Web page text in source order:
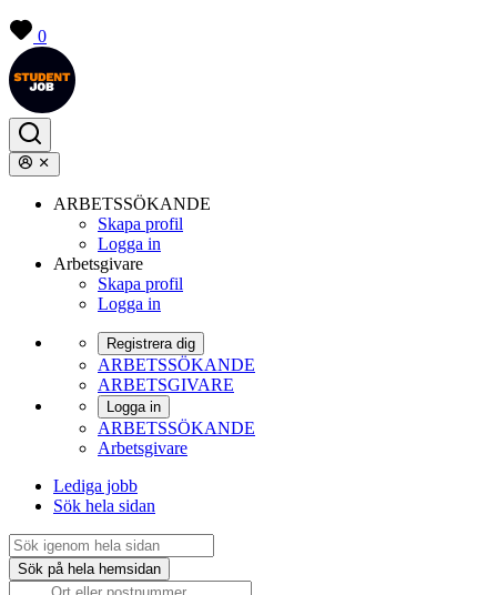
0
ARBETSSÖKANDE
Skapa profil
Logga in
Arbetsgivare
Skapa profil
Logga in
Registrera dig
ARBETSSÖKANDE
ARBETSGIVARE
Logga in
ARBETSSÖKANDE
Arbetsgivare
Lediga jobb
Sök hela sidan